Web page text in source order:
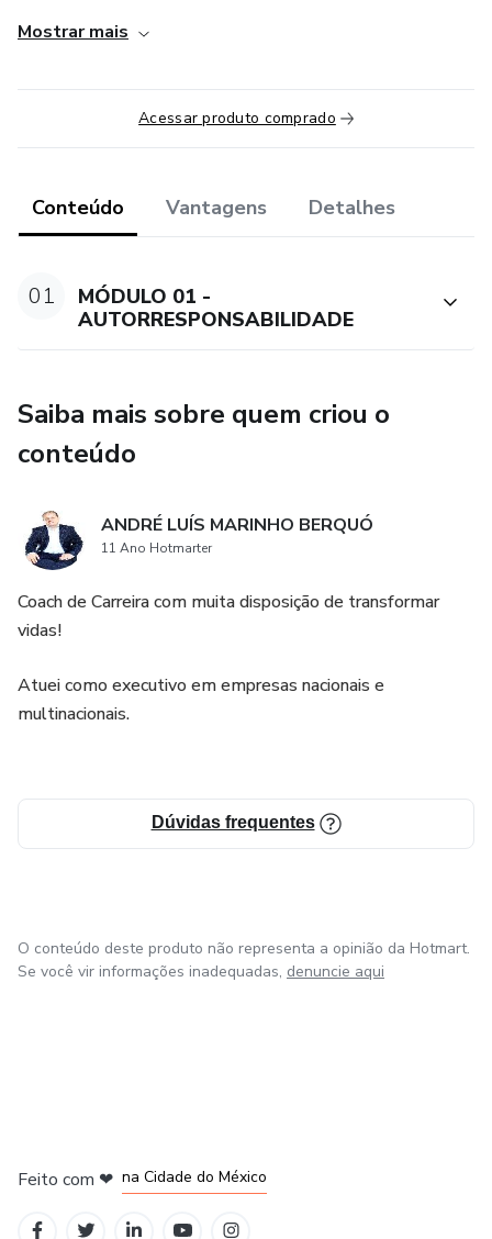
próprio.
Essa jornada é apenas o primeiro passo para uma carreira
de sucesso, mas com certeza, esses passos serão
concretos e decisivos.
Mostrar mais
Acessar produto comprado
Conteúdo Vantagens Detalhes
01
MÓDULO 01 -
AUTORRESPONSABILIDADE
Saiba mais sobre quem criou o
conteúdo
ANDRÉ LUÍS MARINHO BERQUÓ
11 Ano Hotmarter
Coach de Carreira com muita disposição de transformar
vidas!
Atuei como executivo em empresas nacionais e
multinacionais.
Dúvidas frequentes
O conteúdo deste produto não representa a opinião da Hotmart.
Se você vir informações inadequadas, denuncie aqui
Feito com ❤ na Cidade do México